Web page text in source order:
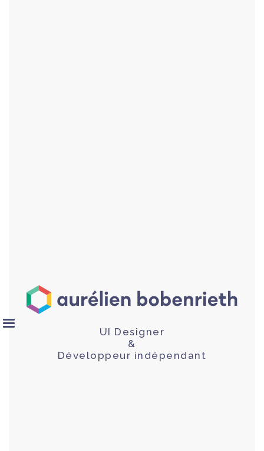
UI Designer
&
Développeur indépendant